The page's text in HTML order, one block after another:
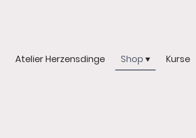
Atelier Herzensdinge Shop Kurse